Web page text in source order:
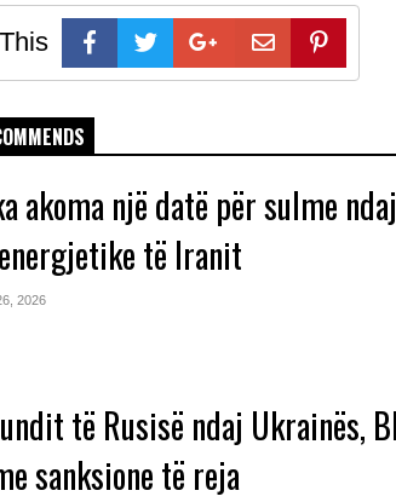
akoma një datë për sulme ndaj
të Iranit
2026
të Rusisë ndaj Ukrainës,
sanksione të reja